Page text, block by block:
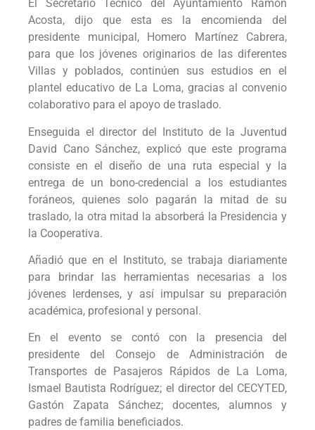
El Secretario Técnico del Ayuntamiento Ramón
Acosta, dijo que esta es la encomienda del
presidente municipal, Homero Martínez Cabrera,
para que los jóvenes originarios de las diferentes
Villas y poblados, continúen sus estudios en el
plantel educativo de La Loma, gracias al convenio
colaborativo para el apoyo de traslado.
Enseguida el director del Instituto de la Juventud
David Cano Sánchez, explicó que este programa
consiste en el diseño de una ruta especial y la
entrega de un bono-credencial a los estudiantes
foráneos, quienes solo pagarán la mitad de su
traslado, la otra mitad la absorberá la Presidencia y
la Cooperativa.
Añadió que en el Instituto, se trabaja diariamente
para brindar las herramientas necesarias a los
jóvenes lerdenses, y así impulsar su preparación
académica, profesional y personal.
En el evento se contó con la presencia del
presidente del Consejo de Administración de
Transportes de Pasajeros Rápidos de La Loma,
Ismael Bautista Rodríguez; el director del CECYTED,
Gastón Zapata Sánchez; docentes, alumnos y
padres de familia beneficiados.